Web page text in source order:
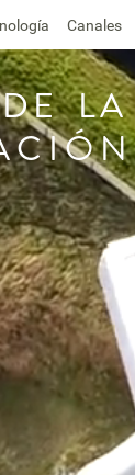
Canales
DE LA